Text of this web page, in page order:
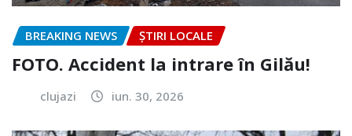
BREAKING NEWS ȘTIRI LOCALE
FOTO. Accident la intrare în Gilău!
clujazi iun. 30, 2026